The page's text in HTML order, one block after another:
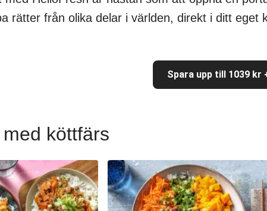
rätter från olika delar i världen, direkt i ditt
Spara upp till 1039 kr
köttfärs